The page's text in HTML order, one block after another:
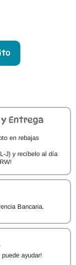
Entrega
en rebajas
J) y recíbelo al día
Bancaria.
ayudar!